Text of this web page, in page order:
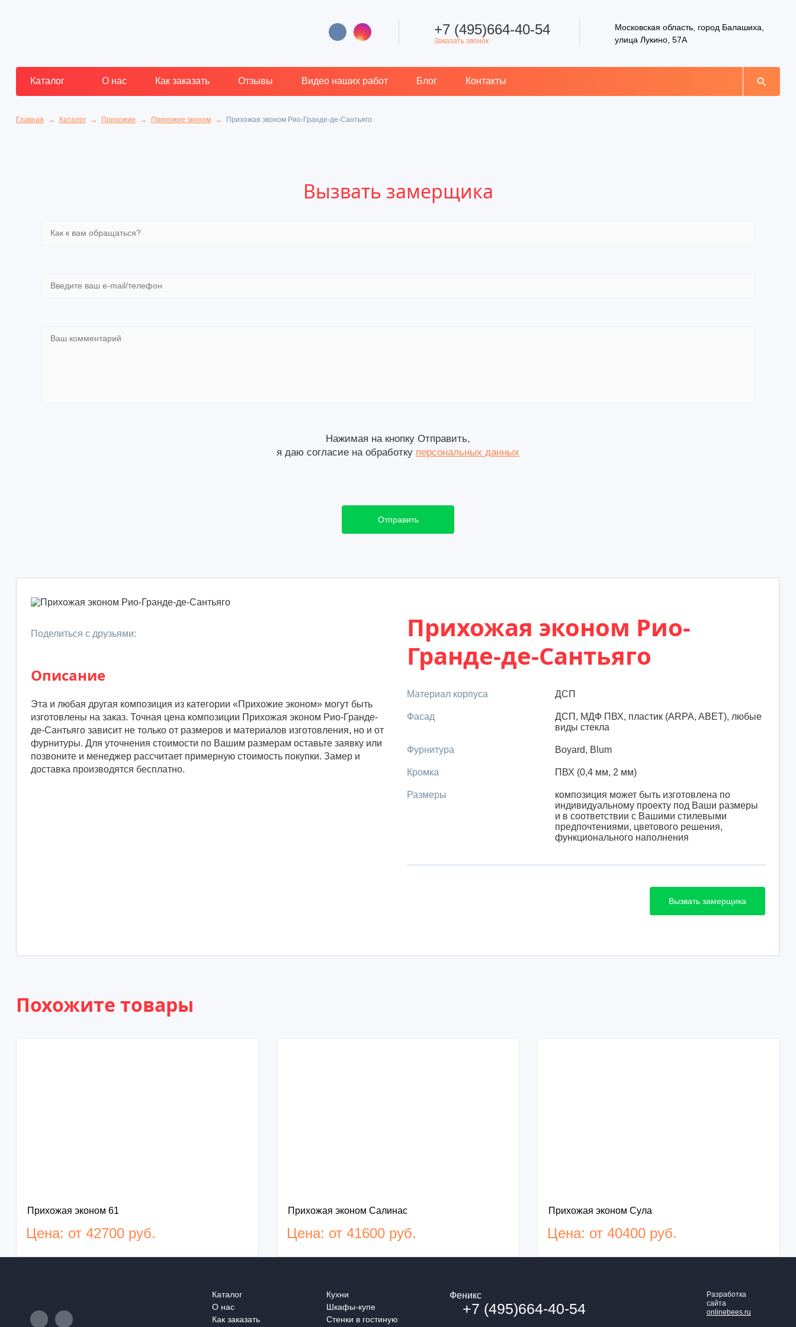
+7 (495)664-40-54
Заказать звонок
Московская область, город Балашиха,
улица Лукино, 57А
Каталог О нас Как заказать Отзывы Видео наших работ Блог Контакты
Главная Каталог Прихожие Прихожие эконом Прихожая эконом Рио-Гранде-де-Сантьяго
Вызвать замерщика
Нажимая на кнопку Отправить,
я даю согласие на обработку персональных данных
Отправить
Поделиться с друзьями:
Описание
Эта и любая другая композиция из категории «Прихожие эконом» могут быть
изготовлены на заказ. Точная цена композиции Прихожая эконом Рио-Гранде-
де-Сантьяго зависит не только от размеров и материалов изготовления, но и от
фурнитуры. Для уточнения стоимости по Вашим размерам оставьте заявку или
позвоните и менеджер рассчитает примерную стоимость покупки. Замер и
доставка производятся бесплатно.
Прихожая эконом Рио-
Гранде-де-Сантьяго
Материал корпуса ДСП
Фасад
ДСП, МДФ ПВХ, пластик (ARPA, ABET), любые
виды стекла
Фурнитура Boyard, Blum
Кромка ПВХ (0,4 мм, 2 мм)
Размеры
композиция может быть изготовлена по
индивидуальному проекту под Ваши размеры
и в соответствии с Вашими стилевыми
предпочтениями, цветового решения,
функционального наполнения
Вызвать замерщика
Похожите товары
Прихожая эконом 61
Цена: от 42700 руб.
Прихожая эконом Салинас
Цена: от 41600 руб.
Прихожая эконом Сула
Цена: от 40400 руб.
Каталог
О нас
Как заказать
Кухни
Шкафы-купе
Стенки в гостиную
Феникс
+7 (495)664-40-54
Разработка
сайта
onlinebees.ru